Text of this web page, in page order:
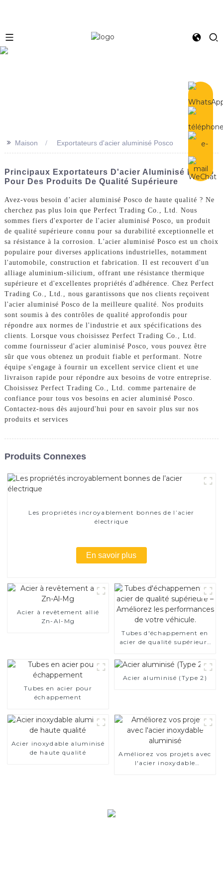
>> Maison Exportateurs d'acier aluminisé Posco
Principaux Exportateurs D'acier Aluminisé Posco
Pour Des Produits De Qualité Supérieure
Avez-vous besoin d’acier aluminisé Posco de haute qualité ? Ne
cherchez pas plus loin que Perfect Trading Co., Ltd. Nous
sommes fiers d'exporter de l'acier aluminisé Posco, un produit
de qualité supérieure connu pour sa durabilité exceptionnelle et
sa résistance à la corrosion. L'acier aluminisé Posco est un choix
populaire pour diverses applications industrielles, notamment
l'automobile, construction et fabrication. Il est recouvert d'un
alliage aluminium-silicium, offrant une résistance thermique
supérieure et d'excellentes propriétés d'adhérence. Chez Perfect
Trading Co., Ltd., nous garantissons que nos clients reçoivent
l'acier aluminisé Posco de la meilleure qualité. Nos produits
sont soumis à des contrôles de qualité approfondis pour
répondre aux normes de l'industrie et aux spécifications des
clients. Lorsque vous choisissez Perfect Trading Co., Ltd.
comme fournisseur d'acier aluminisé Posco, vous pouvez être
sûr que vous obtenez un produit fiable et performant. Notre
équipe s'engage à fournir un excellent service client et une
livraison rapide pour répondre aux besoins de votre entreprise.
Choisissez Perfect Trading Co., Ltd. comme partenaire de
confiance pour tous vos besoins en acier aluminisé Posco.
Contactez-nous dès aujourd'hui pour en savoir plus sur nos
produits et services
Produits Connexes
Les propriétés incroyablement bonnes de l’acier
électrique
En savoir plus
Acier à revêtement allié
Zn-Al-Mg
Tubes d'échappement en
acier de qualité supérieure
véhicule.
Tubes en acier pour
échappement
Acier aluminisé (Type 2)
Acier inoxydable aluminisé
de haute qualité
Améliorez vos projets avec
l'acier inoxydable